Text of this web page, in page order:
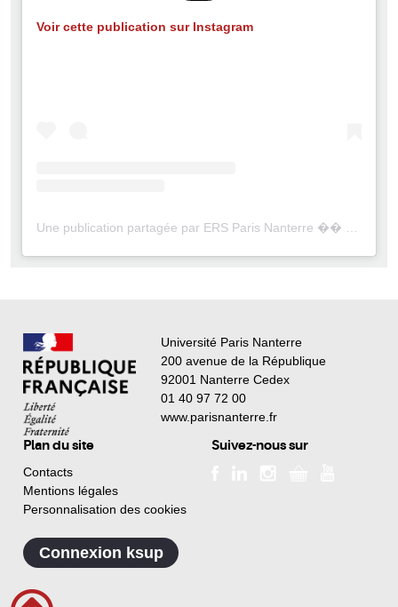
Voir cette publication sur Instagram
Université Paris Nanterre
200 avenue de la République
92001 Nanterre Cedex
01 40 97 72 00
www.parisnanterre.fr
Plan du site
Contacts
Mentions légales
Personnalisation des cookies
Suivez-nous sur
Connexion ksup